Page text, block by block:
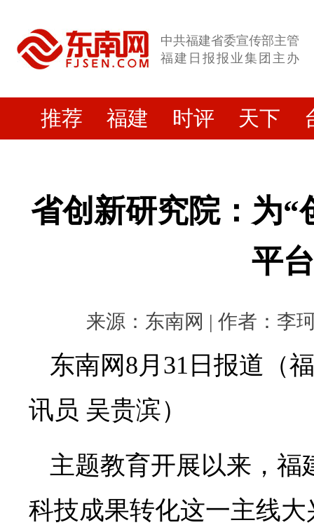
中共福建省委宣传部主管
福建日报报业集团主办
推荐 福建 时评 天下
省创新研究院：为“
平台
来源：东南网 | 作者：李
东南网8月31日报道（
讯员 吴贵滨）
主题教育开展以来，福
科技成果转化这一主线